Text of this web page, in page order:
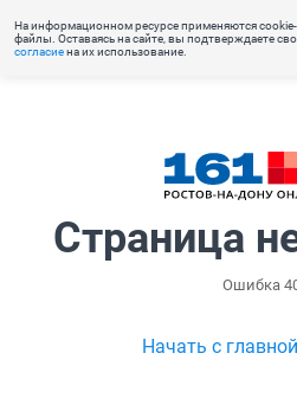
На информационном ресурсе применяются cookie-
файлы. Оставаясь на сайте, вы подтверждаете
согласиена их использование.
Страница
Ошибка
Начать с